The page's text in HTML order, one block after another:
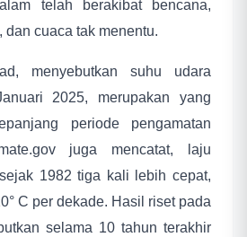
telah berakibat bencana,
dan cuaca tak menentu.
menyebutkan suhu udara
2025, merupakan yang
periode pengamatan
juga mencatat, laju
1982 tiga kali lebih cepat,
C per dekade. Hasil riset pada
selama 10 tahun terakhir